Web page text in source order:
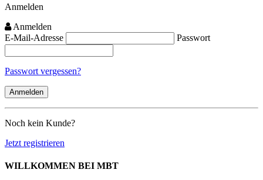
Anmelden
Anmelden
E-Mail-Adresse
Passwort
Passwort vergessen?
Noch kein Kunde?
Jetzt registrieren
WILLKOMMEN BEI MBT